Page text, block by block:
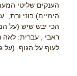
הענקים שליטי
הימיים) בוני ורת,
הכי יבש שיש (על
ראבי , עברית: לאה
לעוף על הגוף (על